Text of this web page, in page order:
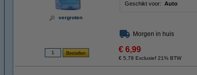
vergroten
Geschikt voor: Auto
Morgen in huis
€ 6,99
€ 5,78 Exclusief 21% BTW